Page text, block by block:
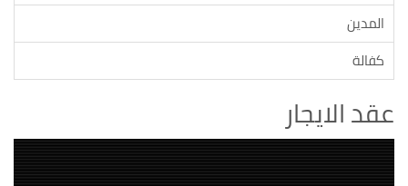
المدين
كفالة
عقد الايجار